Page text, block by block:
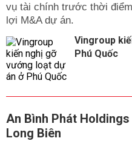
vụ tài chính trước thời
lợi M&A dự án.
Vingroup
Phú Quốc
An Bình Phát
Long Biên